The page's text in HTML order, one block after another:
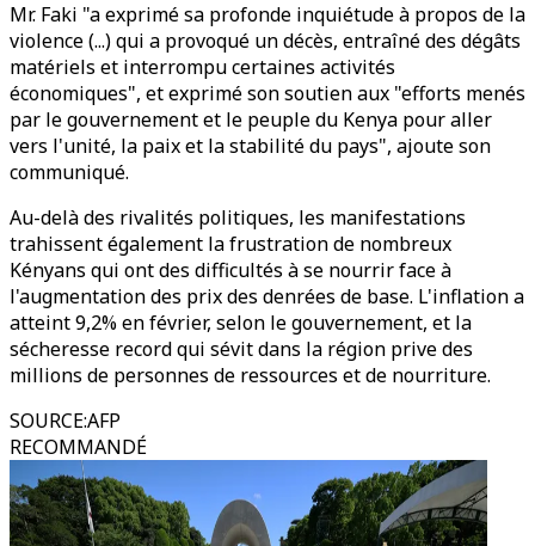
Mr. Faki "a exprimé sa profonde inquiétude à propos de la
violence (...) qui a provoqué un décès, entraîné des dégâts
matériels et interrompu certaines activités
économiques", et exprimé son soutien aux "efforts menés
par le gouvernement et le peuple du Kenya pour aller
vers l'unité, la paix et la stabilité du pays", ajoute son
communiqué.
Au-delà des rivalités politiques, les manifestations
trahissent également la frustration de nombreux
Kényans qui ont des difficultés à se nourrir face à
l'augmentation des prix des denrées de base. L'inflation a
atteint 9,2% en février, selon le gouvernement, et la
sécheresse record qui sévit dans la région prive des
millions de personnes de ressources et de nourriture.
SOURCE:AFP
RECOMMANDÉ